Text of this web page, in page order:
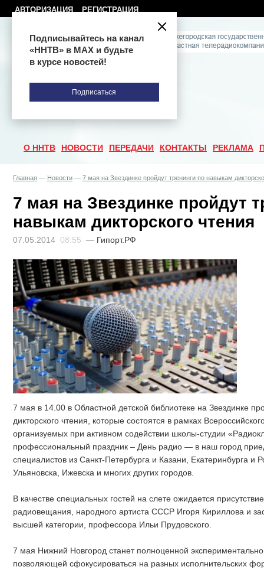
АВТОРИЗАЦИЯ РЕГИСТРАЦИЯ
О ННТВ НОВОСТИ ПЕРЕДАЧИ КОНТАКТЫ РЕКЛАМА
Главная — Новости — 7 мая на Звездинке пройдут тренинги по навыкам
7 мая на Звездинке пройдут
навыкам дикторского чтения
07.05.2014 08:55 — Гипорт.РФ
7 мая в 14.00 в Областной детской библиотеке на Звездинке
дикторского чтения, которые состоятся в рамках
организуемых при активном содействии школы-студии
профессиональный праздник – День радио — в наш город
специалистов из Санкт-Петербурга и Казани, Екатеринбурга и
Ульяновска, Ижевска и многих других городов.
В качестве специальных гостей на слете ожидается
радиовещания, народного артиста СССР Игоря Кириллова и
высшей категории, профессора Ильи Прудовского.
7 мая Нижний Новгород станет полноценной
позволяющей сфокусироваться на разных исполнительских
Подписывайтесь на канал
«ННТВ» в МАХ и будьте
в курсе новостей!
Подписаться